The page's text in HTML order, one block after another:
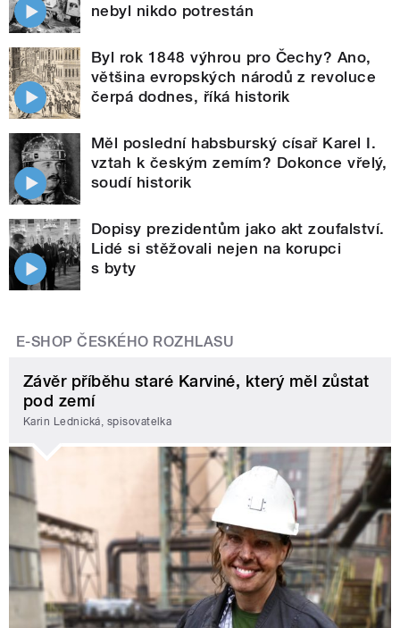
nebyl nikdo potrestán
Byl rok 1848 výhrou pro Čechy? Ano,
většina evropských národů z revoluce
čerpá dodnes, říká historik
Měl poslední habsburský císař Karel I.
vztah k českým zemím? Dokonce vřelý,
soudí historik
Dopisy prezidentům jako akt zoufalství.
Lidé si stěžovali nejen na korupci
s byty
E-SHOP ČESKÉHO ROZHLASU
Závěr příběhu staré Karviné, který měl zůstat
pod zemí
Karin Lednická, spisovatelka